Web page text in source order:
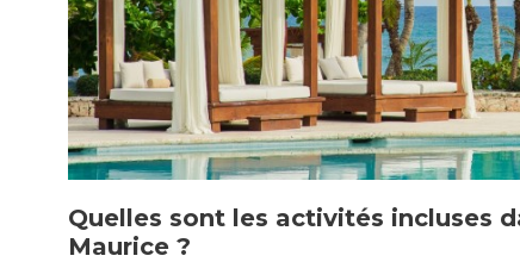
Quelles sont les activités incluses
Maurice ?